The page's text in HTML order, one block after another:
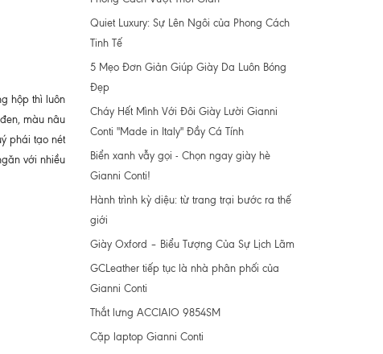
hộp thì luôn
màu nâu
phái tạo nét
với nhiều
Quiet Luxury: Sự Lên Ngôi của Phong Cách
Tinh Tế
5 Mẹo Đơn Giản Giúp Giày Da Luôn Bóng
Đẹp
Cháy Hết Mình Với Đôi Giày Lười Gianni
Conti "Made in Italy" Đầy Cá Tính
Biển xanh vẫy gọi - Chọn ngay giày hè
Gianni Conti!
Hành trình kỳ diệu: từ trang trại bước ra thế
giới
Giày Oxford – Biểu Tượng Của Sự Lịch Lãm
GCLeather tiếp tục là nhà phân phối của
Gianni Conti
Thắt lưng ACCIAIO 9854SM
Cặp laptop Gianni Conti